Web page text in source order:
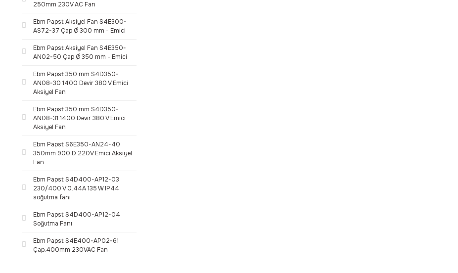
250mm 230V AC Fan
Ebm Papst Aksiyel Fan S4E300-
AS72-37 Çap Ø 300 mm - Emici
Ebm Papst Aksiyel Fan S4E350-
AN02-50 Çap Ø 350 mm - Emici
Ebm Papst 350 mm S4D350-
AN08-30 1400 Devir 380 V Emici
Aksiyel Fan
Ebm Papst 350 mm S4D350-
AN08-31 1400 Devir 380 V Emici
Aksiyel Fan
Ebm Papst S6E350-AN24-40
350mm 900 D 220V Emici Aksiyel
Fan
Ebm Papst S4D400-AP12-03
230/400 V 0.44A 135 W IP44
soğutma fanı
Ebm Papst S4D400-AP12-04
Soğutma Fanı
Ebm Papst S4E400-AP02-61
Çap:400mm 230VAC Fan